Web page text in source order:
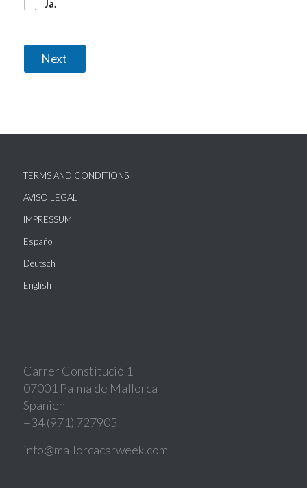
Ja.
Next
TERMS AND CONDITIONS
AVISO LEGAL
IMPRESSUM
Español
Deutsch
English
Carrer Constitució 1
07001 Palma de Mallorca
Spanien
+34 (971) 727905
info@mallorcacarweek.com